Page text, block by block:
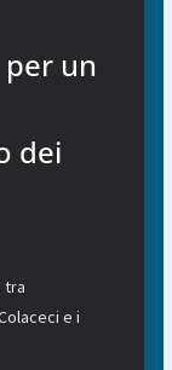
per un
dei
tra
e i